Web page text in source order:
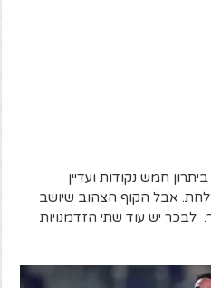
חמש נקודות ועדיין
אבל הקוף הצהוב שיושב
יש עוד שתי הזדמנויות